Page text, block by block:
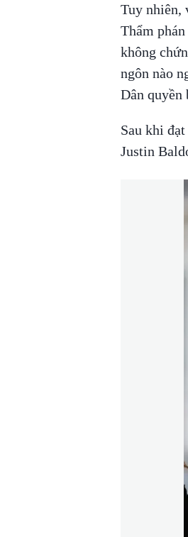
Tuy nhiên,
Thẩm
không
ngôn nào
Dân quyền
Sau khi
Justin